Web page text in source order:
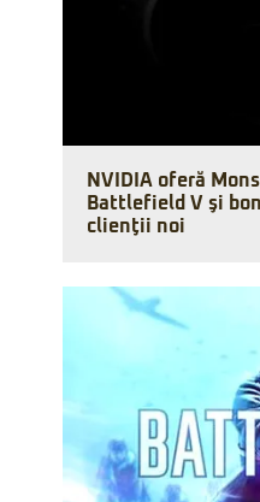
NVIDIA oferă
Battlefield V şi
clienţii noi